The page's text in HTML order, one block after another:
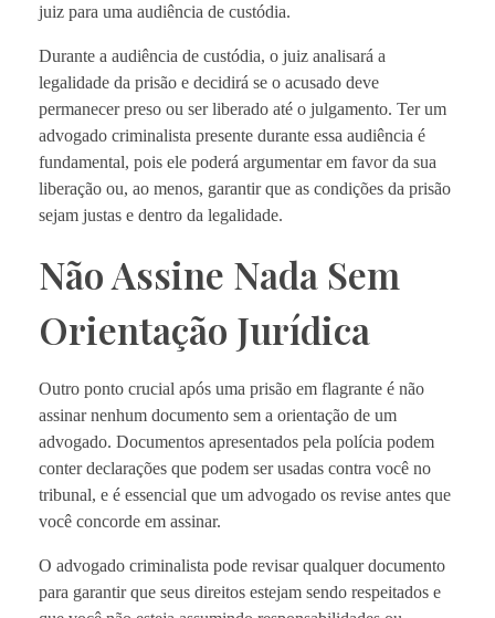
juiz para uma audiência de custódia.
Durante a audiência de custódia, o juiz analisará a
legalidade da prisão e decidirá se o acusado deve
permanecer preso ou ser liberado até o julgamento. Ter um
advogado criminalista presente durante essa audiência é
fundamental, pois ele poderá argumentar em favor da sua
liberação ou, ao menos, garantir que as condições da prisão
sejam justas e dentro da legalidade.
Não Assine Nada Sem
Orientação Jurídica
Outro ponto crucial após uma prisão em flagrante é não
assinar nenhum documento sem a orientação de um
advogado. Documentos apresentados pela polícia podem
conter declarações que podem ser usadas contra você no
tribunal, e é essencial que um advogado os revise antes que
você concorde em assinar.
O advogado criminalista pode revisar qualquer documento
para garantir que seus direitos estejam sendo respeitados e